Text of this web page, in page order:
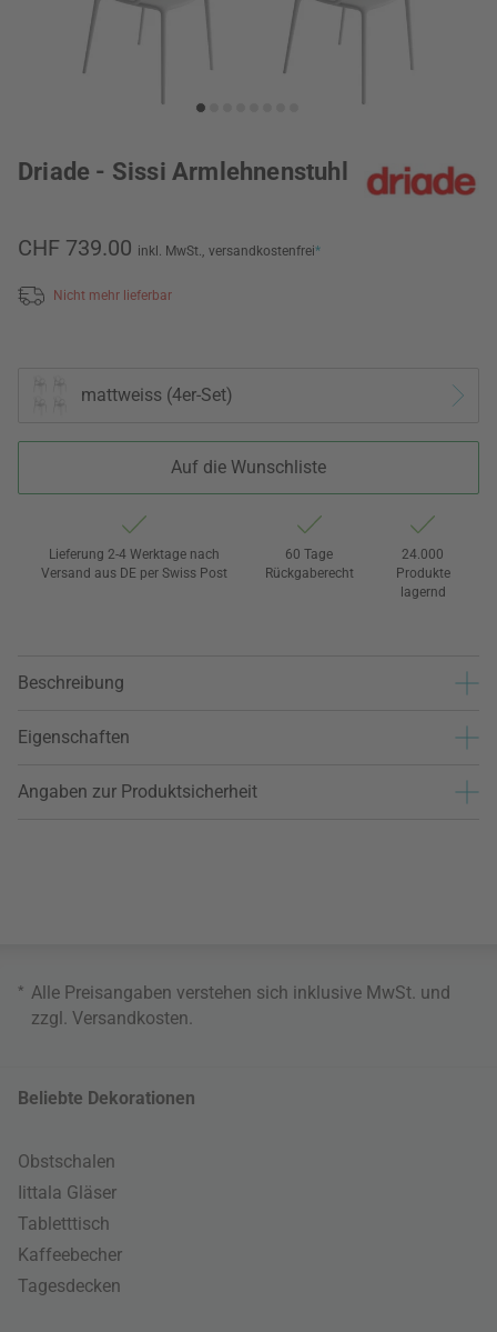
Driade - Sissi Armlehnenstuhl
CHF 739.00 inkl. MwSt., versandkostenfrei*
Nicht mehr lieferbar
mattweiss (4er-Set)
Auf die Wunschliste
Lieferung 2-4 Werktage nach
Versand aus DE per Swiss Post
60 Tage
Rückgaberecht
24.000
Produkte
lagernd
Beschreibung
Eigenschaften
Angaben zur Produktsicherheit
* Alle Preisangaben verstehen sich inklusive MwSt. und
zzgl. Versandkosten
Beliebte Dekorationen
Obstschalen
Iittala Gläser
Tabletttisch
Kaffeebecher
Tagesdecken